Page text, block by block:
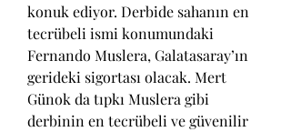
konuk ediyor. Derbide sahanın en
tecrübeli ismi konumundaki
Fernando Muslera, Galatasaray’ın
gerideki sigortası olacak. Mert
Günok da tıpkı Muslera gibi
derbinin en tecrübeli ve güvenilir